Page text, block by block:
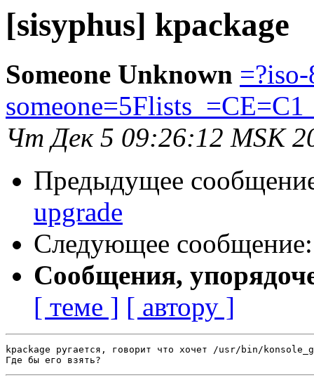
[sisyphus] kpackage
Someone Unknown
Чт Дек 5 09:26:12 MSK
Предыдущее
upgrade
Следующее
Сообщения,
[ теме ] [ автору ]
kpackage ругается, говорит что хочет /usr/bin/